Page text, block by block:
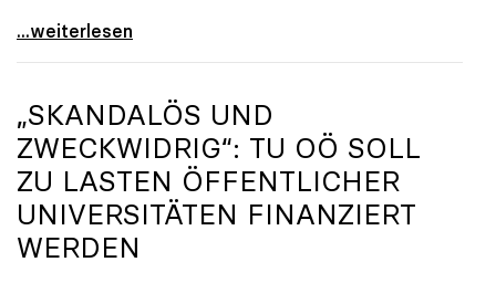
Klimakrise: Universitäten fordern radikales
...weiterlesen
„SKANDALÖS UND
ZWECKWIDRIG“: TU OÖ SOLL
ZU LASTEN ÖFFENTLICHER
UNIVERSITÄTEN FINANZIERT
WERDEN